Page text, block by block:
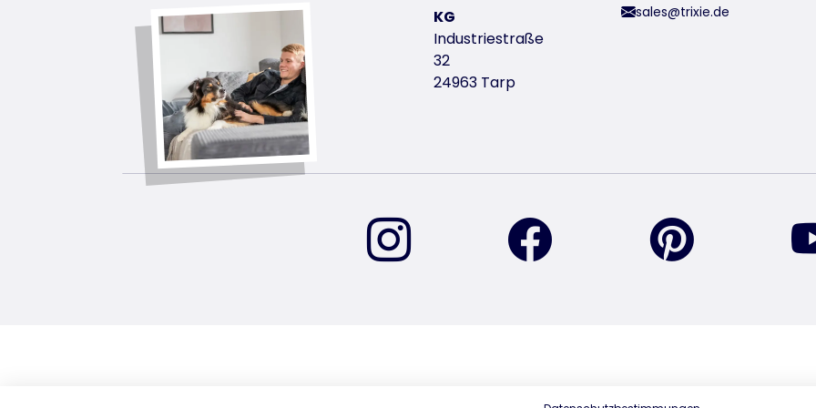
KG
Industriestraße
32
24963 Tarp
sales@trixie.de
vind ons op Instagramvind ons op Facebook vind ons op